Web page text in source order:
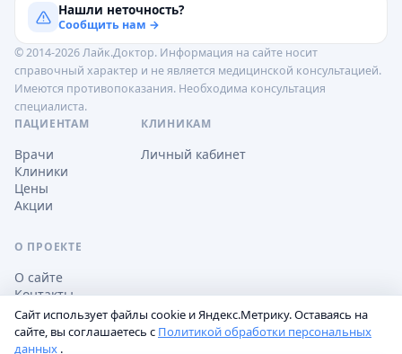
Нашли неточность?
Сообщить нам →
© 2014-2026 Лайк.Доктор. Информация на сайте носит
справочный характер и не является медицинской консультацией.
Имеются противопоказания. Необходима консультация
специалиста.
ПАЦИЕНТАМ
Врачи
Клиники
Цены
Акции
КЛИНИКАМ
Личный кабинет
О ПРОЕКТЕ
О сайте
Контакты
Сайт использует файлы cookie и Яндекс.Метрику. Оставаясь на
сайте, вы соглашаетесь с Политикой обработки персональных
данных .